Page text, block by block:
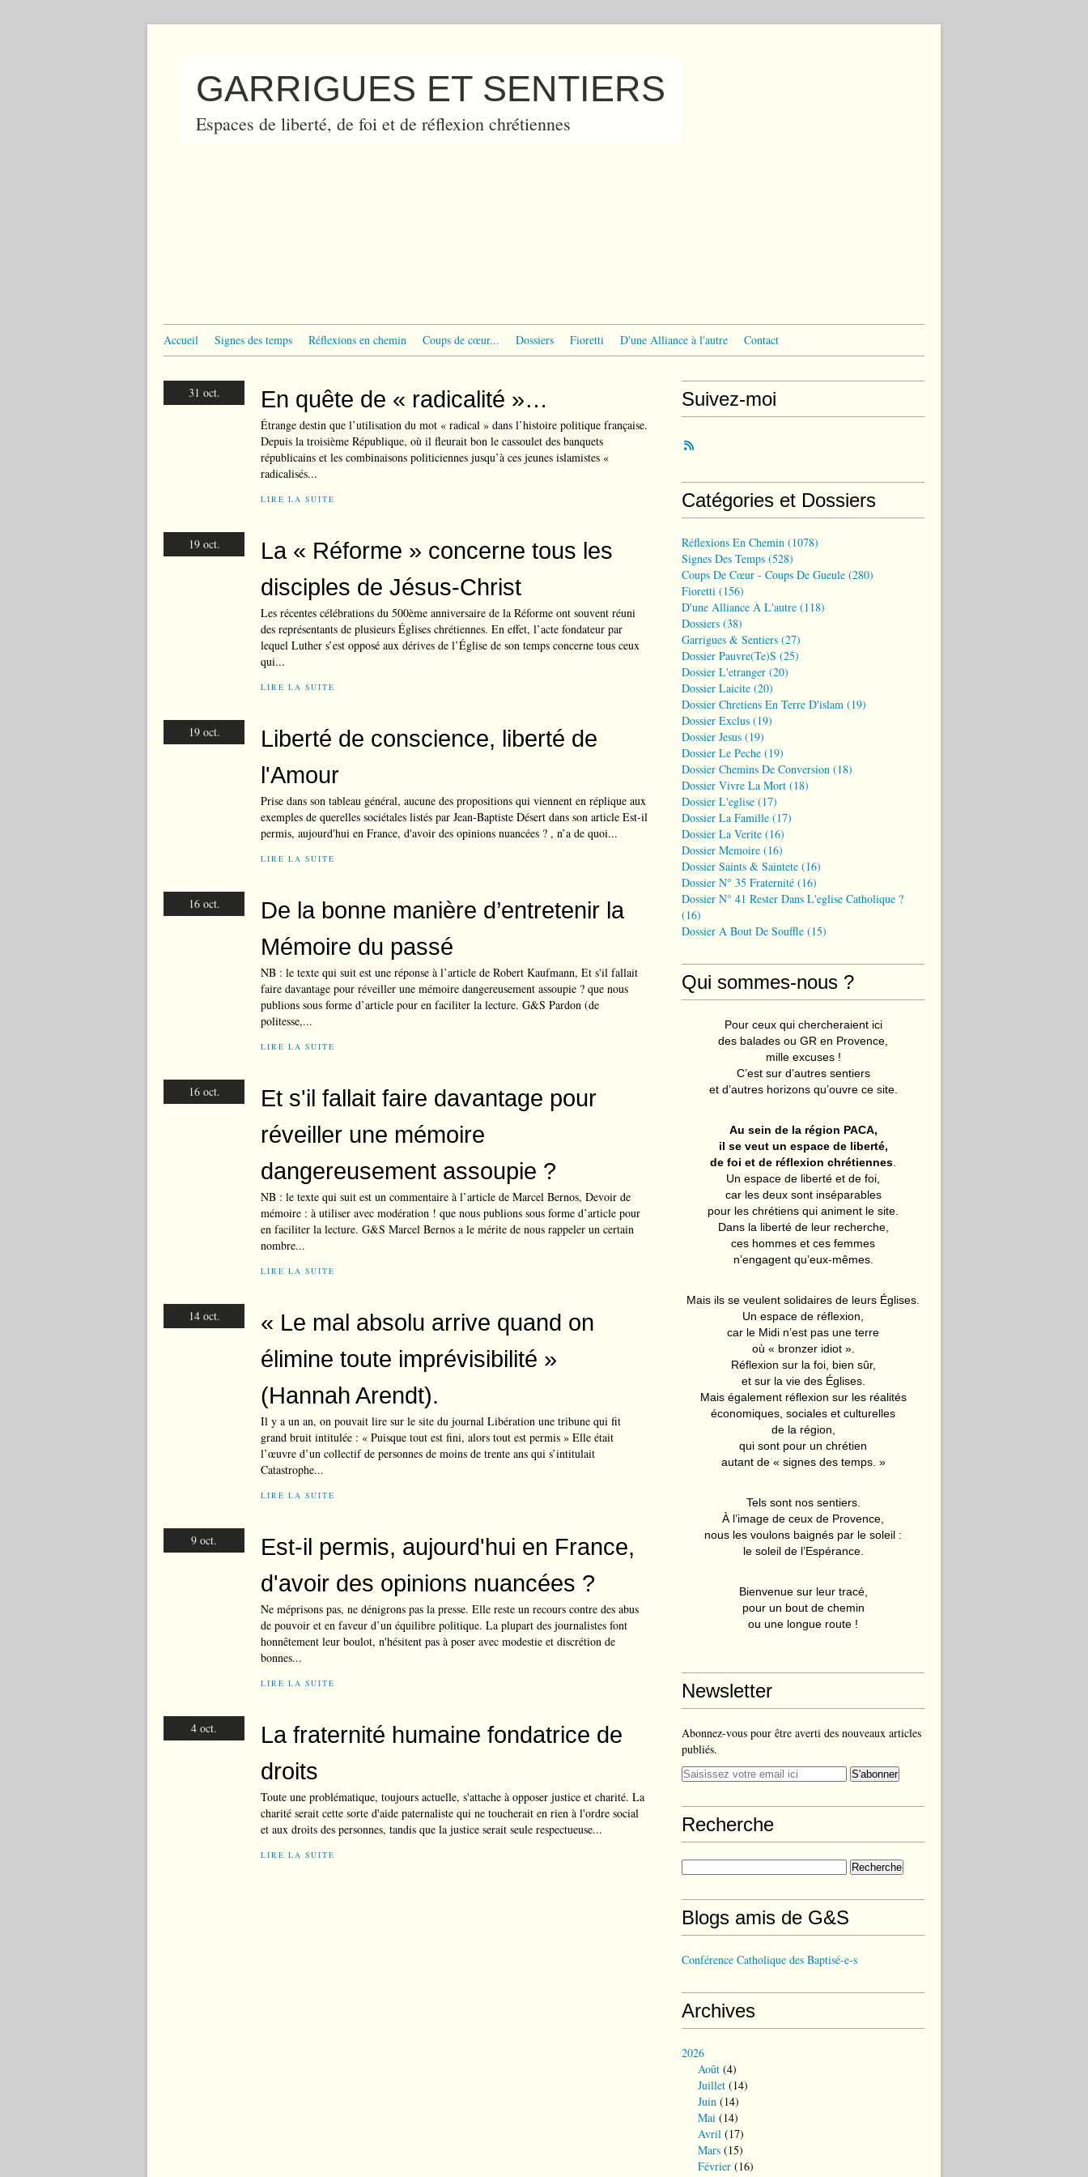
GARRIGUES ET SENTIERS
Espaces de liberté, de foi et de réflexion chrétiennes
Accueil Signes des temps Réflexions en chemin Coups de cœur... Dossiers Fioretti D'une Alliance à l'autre Contact
31 oct. En quête de « radicalité »…
Étrange destin que l’utilisation du mot « radical » dans l’histoire politique française.
Depuis la troisième République, où il fleurait bon le cassoulet des banquets
républicains et les combinaisons politiciennes jusqu’à ces jeunes islamistes «
radicalisés...
LIRE LA SUITE
19 oct.
La « Réforme » concerne tous les
disciples de Jésus-Christ
Les récentes célébrations du 500ème anniversaire de la Réforme ont souvent réuni
des représentants de plusieurs Églises chrétiennes. En effet, l’acte fondateur par
lequel Luther s’est opposé aux dérives de l’Église de son temps concerne tous ceux
qui...
LIRE LA SUITE
19 oct.
Liberté de conscience, liberté de
l'Amour
Prise dans son tableau général, aucune des propositions qui viennent en réplique aux
exemples de querelles sociétales listés par Jean-Baptiste Désert dans son article Est-il
permis, aujourd'hui en France, d'avoir des opinions nuancées ? , n’a de quoi...
LIRE LA SUITE
16 oct.
De la bonne manière d’entretenir la
Mémoire du passé
NB : le texte qui suit est une réponse à l’article de Robert Kaufmann, Et s'il fallait
faire davantage pour réveiller une mémoire dangereusement assoupie ? que nous
publions sous forme d’article pour en faciliter la lecture. G&S Pardon (de
politesse,...
LIRE LA SUITE
16 oct.
Et s'il fallait faire davantage pour
réveiller une mémoire
dangereusement assoupie ?
NB : le texte qui suit est un commentaire à l’article de Marcel Bernos, Devoir de
mémoire : à utiliser avec modération ! que nous publions sous forme d’article pour
en faciliter la lecture. G&S Marcel Bernos a le mérite de nous rappeler un certain
nombre...
LIRE LA SUITE
14 oct.
« Le mal absolu arrive quand on
élimine toute imprévisibilité »
(Hannah Arendt).
Il y a un an, on pouvait lire sur le site du journal Libération une tribune qui fit
grand bruit intitulée : « Puisque tout est fini, alors tout est permis » Elle était
l’œuvre d’un collectif de personnes de moins de trente ans qui s’intitulait
Catastrophe...
LIRE LA SUITE
9 oct.
Est-il permis, aujourd'hui en France,
d'avoir des opinions nuancées ?
Ne méprisons pas, ne dénigrons pas la presse. Elle reste un recours contre des abus
de pouvoir et en faveur d’un équilibre politique. La plupart des journalistes font
honnêtement leur boulot, n'hésitent pas à poser avec modestie et discrétion de
bonnes...
LIRE LA SUITE
4 oct.
La fraternité humaine fondatrice de
droits
Toute une problématique, toujours actuelle, s'attache à opposer justice et charité. La
charité serait cette sorte d'aide paternaliste qui ne toucherait en rien à l'ordre social
et aux droits des personnes, tandis que la justice serait seule respectueuse...
LIRE LA SUITE
Suivez-moi
Catégories et Dossiers
Réflexions En Chemin (1078)
Signes Des Temps (528)
Coups De Cœur - Coups De Gueule (280)
Fioretti (156)
D'une Alliance À L'autre (118)
Dossiers (38)
Garrigues & Sentiers (27)
Dossier Pauvre(te)s (25)
Dossier L'etranger (20)
Dossier Laicite (20)
Dossier Chretiens En Terre D'islam (19)
Dossier Exclus (19)
Dossier Jesus (19)
Dossier Le Peche (19)
Dossier Chemins De Conversion (18)
Dossier Vivre La Mort (18)
Dossier L'eglise (17)
Dossier La Famille (17)
Dossier La Verite (16)
Dossier Memoire (16)
Dossier Saints & Saintete (16)
Dossier N° 35 Fraternité (16)
Dossier N° 41 Rester Dans L'eglise Catholique ?
(16)
Dossier A Bout De Souffle (15)
Qui sommes-nous ?
Pour ceux qui chercheraient ici
des balades ou GR en Provence,
mille excuses !
C’est sur d’autres sentiers
et d’autres horizons qu’ouvre ce site.
Au sein de la région PACA,
il se veut un espace de liberté,
de foi et de réflexion chrétiennes
Un espace de liberté et de foi,
car les deux sont inséparables
pour les chrétiens qui animent le site.
Dans la liberté de leur recherche,
ces hommes et ces femmes
n’engagent qu’eux-mêmes.
Mais ils se veulent solidaires de leurs Églises.
Un espace de réflexion,
car le Midi n’est pas une terre
où « bronzer idiot ».
Réflexion sur la foi, bien sûr,
et sur la vie des Églises.
Mais également réflexion sur les réalités
économiques, sociales et culturelles
de la région,
qui sont pour un chrétien
autant de « signes des temps. »
Tels sont nos sentiers.
À l’image de ceux de Provence,
nous les voulons baignés par le soleil :
le soleil de l’Espérance.
Bienvenue sur leur tracé,
pour un bout de chemin
ou une longue route !
Newsletter
Abonnez-vous pour être averti des nouveaux articles
publiés.
Recherche
Blogs amis de G&S
Conférence Catholique des Baptisé-e-s
Archives
2026
Août (4)
Juillet (14)
Juin (14)
Mai (14)
Avril (17)
Mars (15)
Février (16)